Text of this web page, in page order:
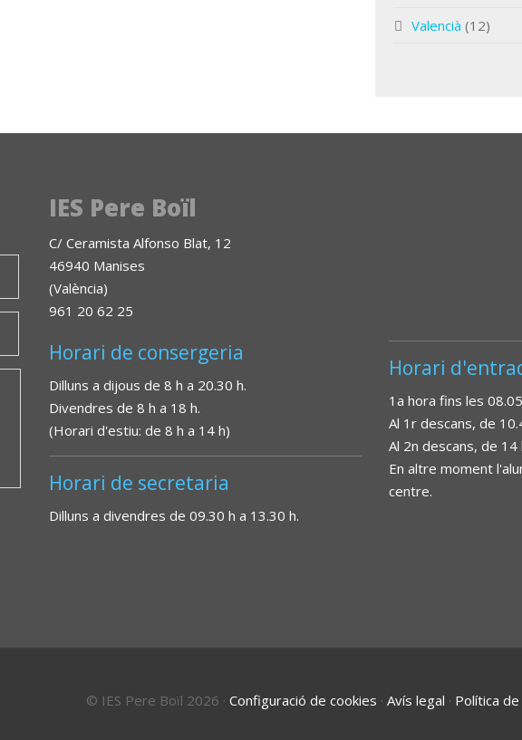
Valencià (12)
IES Pere Boïl
C/ Ceramista Alfonso Blat, 12
46940 Manises
(València)
961 20 62 25
Horari de consergeria
Dilluns a dijous de 8 h a 20.30 h.
Divendres de 8 h a 18 h.
(Horari d'estiu: de 8 h a 14 h)
Horari de secretaria
Dilluns a divendres de 09.30 h a 13.30 h.
Horari
1a hora fins les
Al 1r descans, de
Al 2n descans, de 14
En altre moment
centre.
© IES Pere Boïl 2026 · Configuració de cookies · Avís legal · Política